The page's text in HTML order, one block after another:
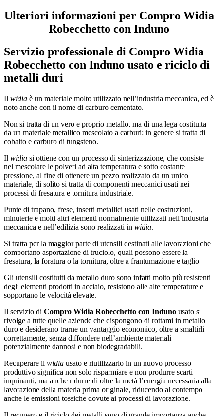
Ulteriori informazioni per Compro Widia
Robecchetto con Induno
Servizio professionale di Compro Widia
Robecchetto con Induno usato e riciclo di
metalli duri
Il widia è un materiale molto utilizzato nell’industria meccanica, ed è
noto anche con il nome di carburo cementato.
Non si tratta di un vero e proprio metallo, ma di una lega costituita
da un materiale metallico mescolato a carburi: in genere si tratta di
cobalto e carburo di tungsteno.
Il widia si ottiene con un processo di sinterizzazione, che consiste
nel mescolare le polveri ad alta temperatura e sotto costante
pressione, al fine di ottenere un pezzo realizzato da un unico
materiale, di solito si tratta di componenti meccanici usati nei
processi di fresatura e tornitura industriale.
Punte di trapano, frese, inserti metallici usati nelle costruzioni,
minuterie e molti altri elementi normalmente utilizzati nell’industria
meccanica e nell’edilizia sono realizzati in widia.
Si tratta per la maggior parte di utensili destinati alle lavorazioni che
comportano asportazione di truciolo, quali possono essere la
fresatura, la foratura o la tornitura, oltre a frantumazione e taglio.
Gli utensili costituiti da metallo duro sono infatti molto più resistenti
degli elementi prodotti in acciaio, resistono alle alte temperature e
sopportano le velocità elevate.
Il servizio di Compro Widia Robecchetto con Induno usato si
rivolge a tutte quelle aziende che dispongono di rottami in metallo
duro e desiderano trarne un vantaggio economico, oltre a smaltirli
correttamente, senza diffondere nell’ambiente materiali
potenzialmente dannosi e non biodegradabili.
Recuperare il widia usato e riutilizzarlo in un nuovo processo
produttivo significa non solo risparmiare e non produrre scarti
inquinanti, ma anche ridurre di oltre la metà l’energia necessaria alla
lavorazione della materia prima originale, riducendo al contempo
anche le emissioni tossiche dovute ai processi di lavorazione.